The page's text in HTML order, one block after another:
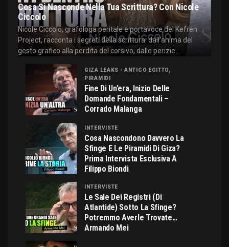
Cosa Si Nasconde Nella Tua Scrittura? Con Nicole
Ciccolo
Nicole Ciccolo, grafologa peritale e portavoce del Kefren
Project, racconta i segreti della scrittura: dall'anima del
gesto grafico alla perdita del corsivo, dalle perizie...
GIZA LEAKS - ANTICO EGITTO,
PIRAMIDI
Fine Di Un’era, Inizio Delle
Domande Fondamentali –
Corrado Malanga
INTERVISTE
Cosa Nascondono Davvero La
Sfinge E Le Piramidi Di Giza?
Prima Intervista Esclusiva A
Filippo Biondi
INTERVISTE
Le Sale Dei Registri (di
Atlantide) Sotto La Sfinge?
Potremmo Averle Trovate…
Armando Mei